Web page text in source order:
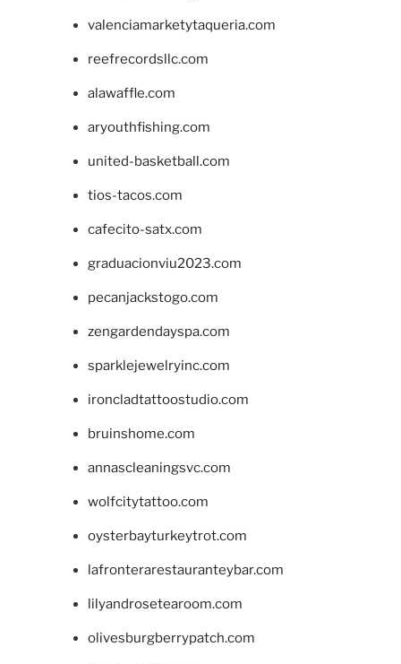
valenciamarketytaqueria.com
reefrecordsllc.com
alawaffle.com
aryouthfishing.com
united-basketball.com
tios-tacos.com
cafecito-satx.com
graduacionviu2023.com
pecanjackstogo.com
zengardendayspa.com
sparklejewelryinc.com
ironcladtattoostudio.com
bruinshome.com
annascleaningsvc.com
wolfcitytattoo.com
oysterbayturkeytrot.com
lafronterarestauranteybar.com
lilyandrosetearoom.com
olivesburgberrypatch.com